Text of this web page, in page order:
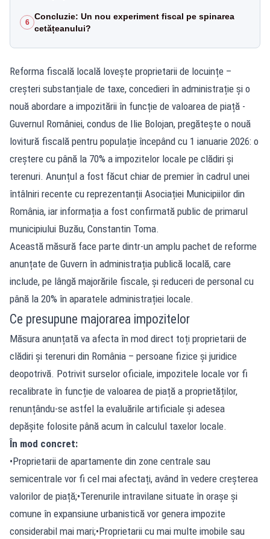
6
Concluzie: Un nou experiment fiscal pe spinarea
cetățeanului?
Reforma fiscală locală lovește proprietarii de locuințe –
creșteri substanțiale de taxe, concedieri în administrație și o
nouă abordare a impozitării în funcție de valoarea de piață -
Guvernul României, condus de Ilie Bolojan, pregătește o nouă
lovitură fiscală pentru populație începând cu 1 ianuarie 2026: o
creștere cu până la 70% a impozitelor locale pe clădiri și
terenuri. Anunțul a fost făcut chiar de premier în cadrul unei
întâlniri recente cu reprezentanții Asociației Municipiilor din
România, iar informația a fost confirmată public de primarul
municipiului Buzău, Constantin Toma.
Această măsură face parte dintr-un amplu pachet de reforme
anunțate de Guvern în administrația publică locală, care
include, pe lângă majorările fiscale, și reduceri de personal cu
până la 20% în aparatele administrației locale.
Ce presupune majorarea impozitelor
Măsura anunțată va afecta în mod direct toți proprietarii de
clădiri și terenuri din România – persoane fizice și juridice
deopotrivă. Potrivit surselor oficiale, impozitele locale vor fi
recalibrate în funcție de valoarea de piață a proprietăților,
renunțându-se astfel la evaluările artificiale și adesea
depășite folosite până acum în calculul taxelor locale.
În mod concret:
•Proprietarii de apartamente din zone centrale sau
semicentrale vor fi cel mai afectați, având în vedere creșterea
valorilor de piață;•Terenurile intravilane situate în orașe și
comune în expansiune urbanistică vor genera impozite
considerabil mai mari;•Proprietarii cu mai multe imobile sau